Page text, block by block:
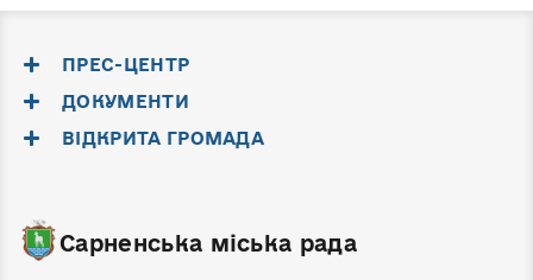
ПРЕС-ЦЕНТР
ДОКУМЕНТИ
ВІДКРИТА ГРОМАДА
Сарненська міська рада